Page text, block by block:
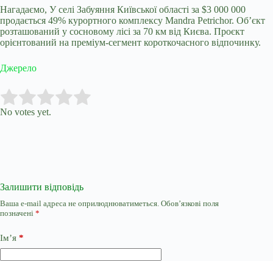
Нагадаємо, У селі Забуяння Київської області за $3 000 000
продається 49% курортного комплексу Mandra Petrichor. Об’єкт
розташований у сосновому лісі за 70 км від Києва. Проєкт
орієнтований на преміум-сегмент короткочасного відпочинку.
Джерело
Rate this item:
No votes yet.
Залишити відповідь
Ваша e-mail адреса не оприлюднюватиметься. Обов’язкові поля
позначені *
Ім’я *